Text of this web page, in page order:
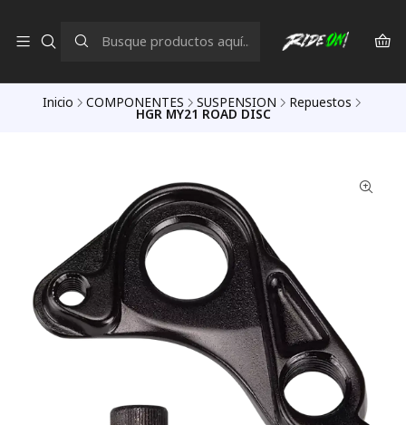
Inicio COMPONENTES SUSPENSION Repuestos
HGR MY21 ROAD DISC